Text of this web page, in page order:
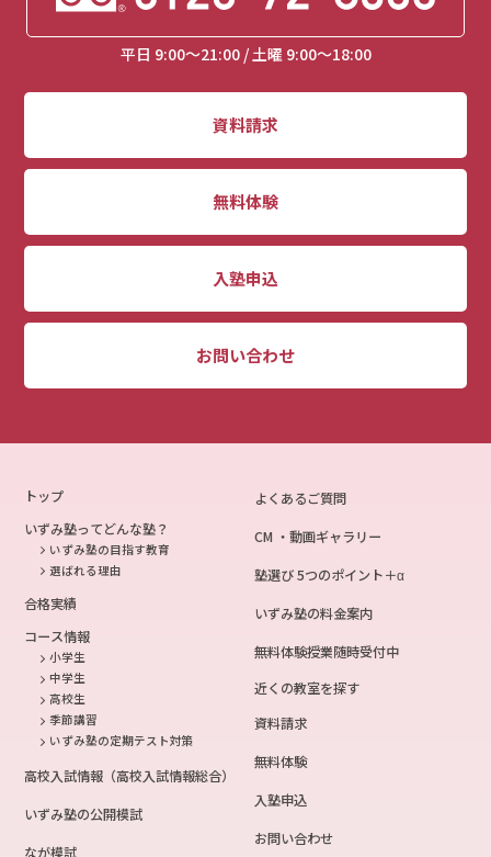
平日 9:00～21:00 / 土曜 9:00～18:00
資料請求
無料体験
入塾申込
お問い合わせ
トップ
いずみ塾ってどんな塾？
いずみ塾の目指す教育
選ばれる理由
合格実績
コース情報
小学生
中学生
高校生
季節講習
いずみ塾の定期テスト対策
高校入試情報（高校入試情報総合）
いずみ塾の公開模試
よくあるご質問
CM ・動画ギャラリー
塾選び 5つのポイント＋α
いずみ塾の料金案内
無料体験授業随時受付中
近くの教室を探す
資料請求
無料体験
入塾申込
お問い合わせ